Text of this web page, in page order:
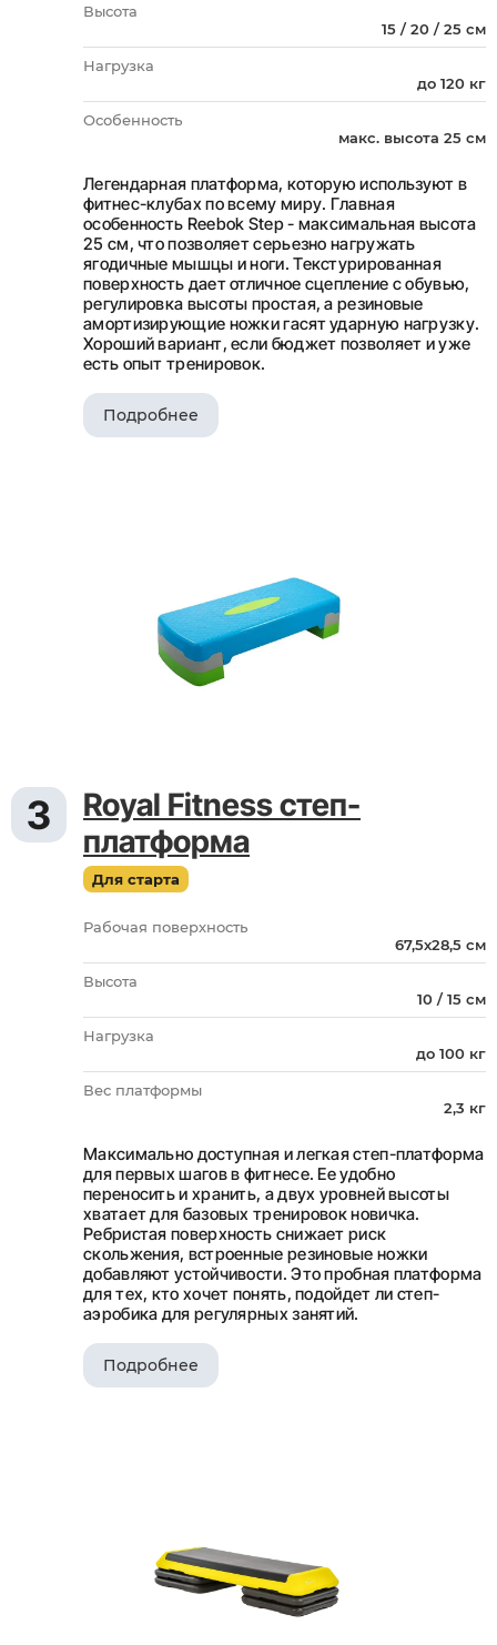
Высота
15 / 20 / 25 см
Нагрузка
до 120 кг
Особенность
макс. высота 25 см
Легендарная платформа, которую используют в
фитнес-клубах по всему миру. Главная
особенность Reebok Step - максимальная высота
25 см, что позволяет серьезно нагружать
ягодичные мышцы и ноги. Текстурированная
поверхность дает отличное сцепление с обувью,
регулировка высоты простая, а резиновые
амортизирующие ножки гасят ударную нагрузку.
Хороший вариант, если бюджет позволяет и уже
есть опыт тренировок.
Подробнее
3
Royal Fitness степ-
платформа
Для старта
Рабочая поверхность
67,5х28,5 см
Высота
10 / 15 см
Нагрузка
до 100 кг
Вес платформы
2,3 кг
Максимально доступная и легкая степ-платформа
для первых шагов в фитнесе. Ее удобно
переносить и хранить, а двух уровней высоты
хватает для базовых тренировок новичка.
Ребристая поверхность снижает риск
скольжения, встроенные резиновые ножки
добавляют устойчивости. Это пробная платформа
для тех, кто хочет понять, подойдет ли степ-
аэробика для регулярных занятий.
Подробнее